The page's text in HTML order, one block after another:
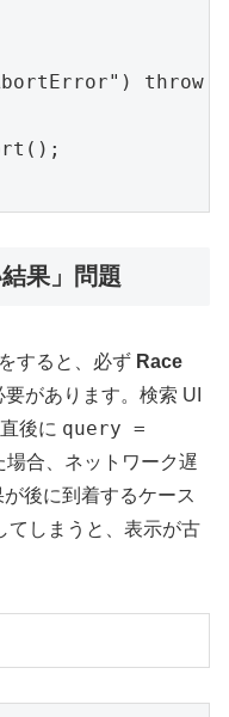
throw
果」問題
すると、必ず Race
があります。検索 UI
後に query =
合、ネットワーク遅
後に到着するケース
てしまうと、表示が古